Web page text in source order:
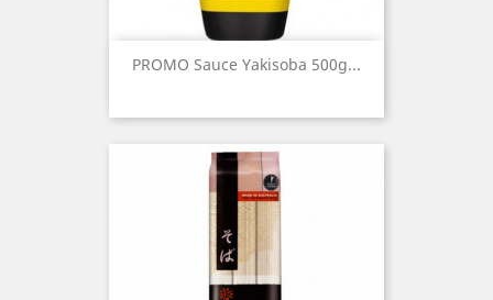
PROMO Sauce Yakisoba 500g...